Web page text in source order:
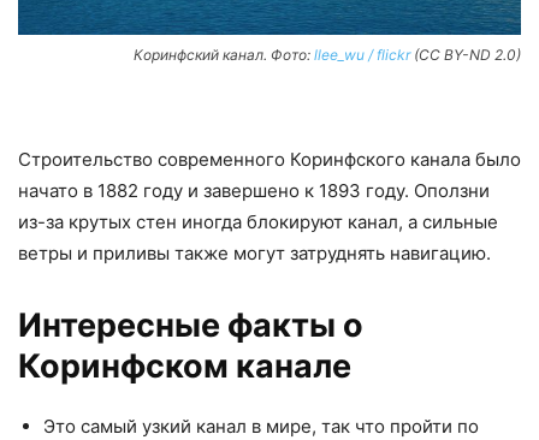
Коринфский канал. Фото: llee_wu / flickr(CC BY-ND 2.0)
Строительство современного Коринфского канала было
начато в 1882 году и завершено к 1893 году. Оползни
из-за крутых стен иногда блокируют канал, а сильные
ветры и приливы также могут затруднять навигацию.
Интересные факты о
Коринфском канале
Это самый узкий канал в мире, так что пройти по